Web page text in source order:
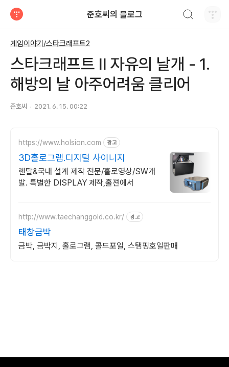
준호씨의 블로그
게임이야기/스타크래프트2
스타크래프트 II 자유의 날개 - 1.
해방의 날 아주어려움 클리어
준호씨 2021. 6. 15. 00:22
https://www.holsion.com 광고
3D홀로그램.디지털 사이니지
렌탈&국내 설계 제작 전문/홀로영상/SW개
발. 특별한 DISPLAY 제작,홀젼에서
http://www.taechanggold.co.kr/ 광고
태창금박
금박, 금박지, 홀로그램, 콜드포일, 스탬핑호일판매